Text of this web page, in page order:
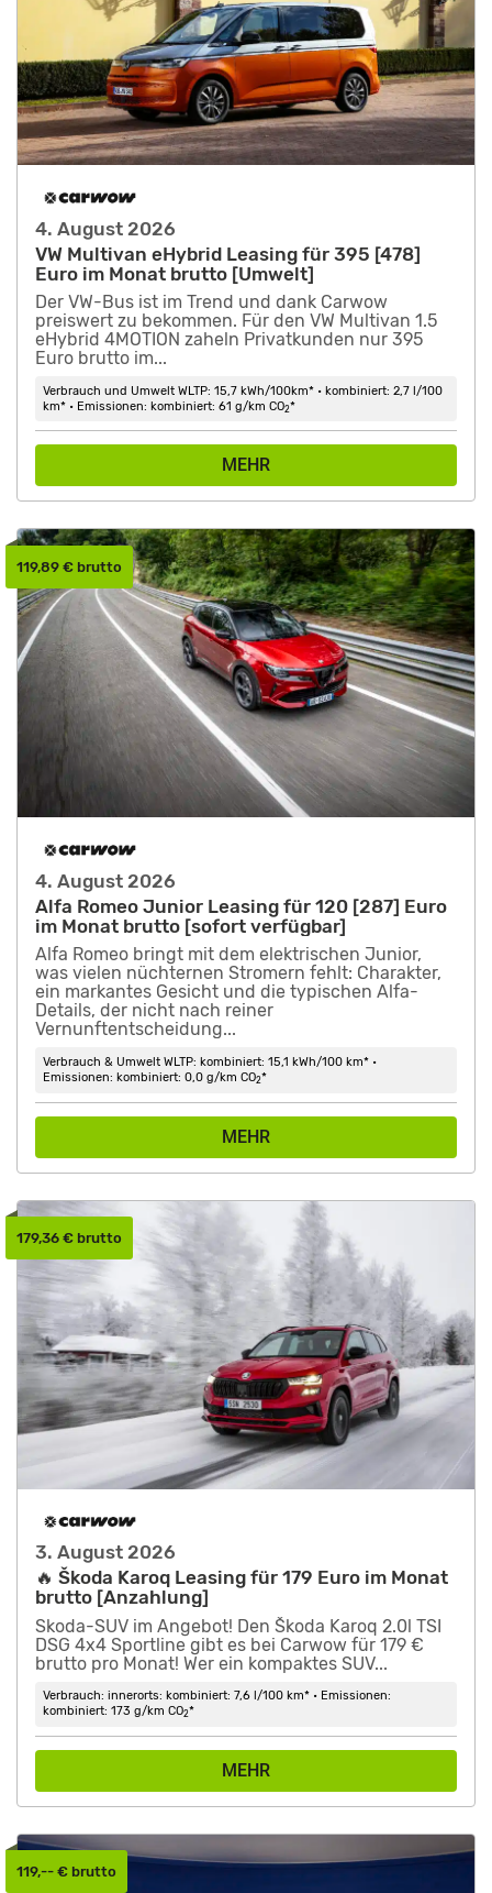
4. August 2026
VW Multivan eHybrid Leasing für 395 [478]
Euro im Monat brutto [Umwelt]
Der VW-Bus ist im Trend und dank Carwow
preiswert zu bekommen. Für den VW Multivan 1.5
eHybrid 4MOTION zaheln Privatkunden nur 395
Euro brutto im...
Verbrauch und Umwelt WLTP: 15,7 kWh/100km* • kombiniert: 2,7 l/100
km* • Emissionen: kombiniert: 61 g/km CO2*
MEHR
4. August 2026
Alfa Romeo Junior Leasing für 120 [287] Euro
im Monat brutto [sofort verfügbar]
Alfa Romeo bringt mit dem elektrischen Junior,
was vielen nüchternen Stromern fehlt: Charakter,
ein markantes Gesicht und die typischen Alfa-
Details, der nicht nach reiner
Vernunftentscheidung...
Verbrauch & Umwelt WLTP: kombiniert: 15,1 kWh/100 km* •
Emissionen: kombiniert: 0,0 g/km CO2*
MEHR
119,89 € brutto
3. August 2026
🔥 Škoda Karoq Leasing für 179 Euro im Monat
brutto [Anzahlung]
Skoda-SUV im Angebot! Den Škoda Karoq 2.0l TSI
DSG 4x4 Sportline gibt es bei Carwow für 179 €
brutto pro Monat! Wer ein kompaktes SUV...
Verbrauch: innerorts: kombiniert: 7,6 l/100 km* • Emissionen:
kombiniert: 173 g/km CO2*
MEHR
179,36 € brutto
119,-- € brutto